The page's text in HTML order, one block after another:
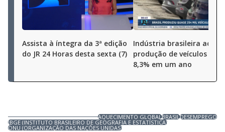
Assista à íntegra da 3ª edição
do JR 24 Horas desta sexta (7)
Indústria brasileira
produção de veículos
8,3% em um ano
AQUECIMENTO GLOBALBRASILDESEMPREGO
IBGE (INSTITUTO BRASILEIRO DE GEOGRAFIA E ESTATÍSTICA)
ONU (ORGANIZAÇÃO DAS NAÇÕES UNIDAS)